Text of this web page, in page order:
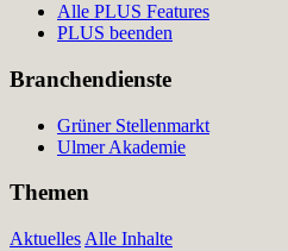
Alle PLUS Features
PLUS beenden
Branchendienste
Grüner Stellenmarkt
Ulmer Akademie
Themen
Aktuelles Alle Inhalte